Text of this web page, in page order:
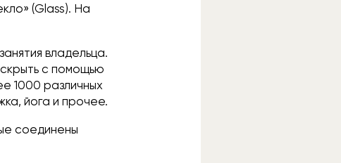
(Glass). На
владельца.
с помощью
1000 различных
йога и прочее.
соединены